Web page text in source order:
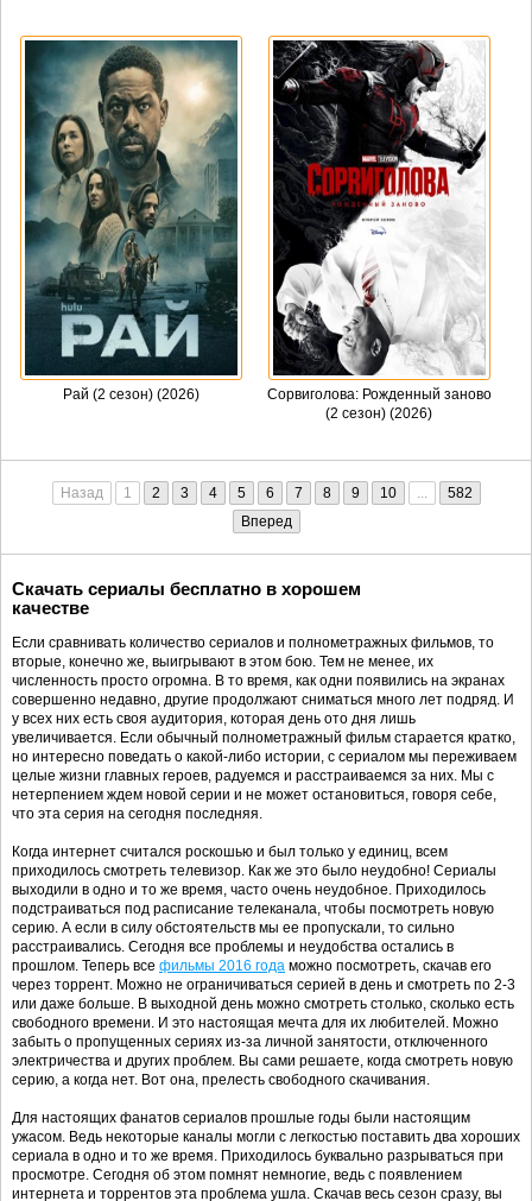
Рай (2 сезон) (2026)
Сорвиголова: Рожденный заново
(2 сезон) (2026)
Назад 1 2 3 4 5 6 7 8 9 10
582
Вперед
Скачать сериалы бесплатно в хорошем
качестве
Если сравнивать количество сериалов и полнометражных фильмов, то
вторые, конечно же, выигрывают в этом бою. Тем не менее, их
численность просто огромна. В то время, как одни появились на экранах
совершенно недавно, другие продолжают сниматься много лет подряд. И
у всех них есть своя аудитория, которая день ото дня лишь
увеличивается. Если обычный полнометражный фильм старается кратко,
но интересно поведать о какой-либо истории, с сериалом мы переживаем
целые жизни главных героев, радуемся и расстраиваемся за них. Мы с
нетерпением ждем новой серии и не может остановиться, говоря себе,
что эта серия на сегодня последняя.
Когда интернет считался роскошью и был только у единиц, всем
приходилось смотреть телевизор. Как же это было неудобно! Сериалы
выходили в одно и то же время, часто очень неудобное. Приходилось
подстраиваться под расписание телеканала, чтобы посмотреть новую
серию. А если в силу обстоятельств мы ее пропускали, то сильно
расстраивались. Сегодня все проблемы и неудобства остались в
прошлом. Теперь все фильмы 2016 года можно посмотреть, скачав его
через торрент. Можно не ограничиваться серией в день и смотреть по 2-3
или даже больше. В выходной день можно смотреть столько, сколько есть
свободного времени. И это настоящая мечта для их любителей. Можно
забыть о пропущенных сериях из-за личной занятости, отключенного
электричества и других проблем. Вы сами решаете, когда смотреть новую
серию, а когда нет. Вот она, прелесть свободного скачивания.
Для настоящих фанатов сериалов прошлые годы были настоящим
ужасом. Ведь некоторые каналы могли с легкостью поставить два хороших
сериала в одно и то же время. Приходилось буквально разрываться при
просмотре. Сегодня об этом помнят немногие, ведь с появлением
интернета и торрентов эта проблема ушла. Скачав весь сезон сразу, вы